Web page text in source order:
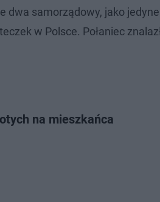
dwa samorządowy, jako
w Polsce. Połaniec
na mieszkańca